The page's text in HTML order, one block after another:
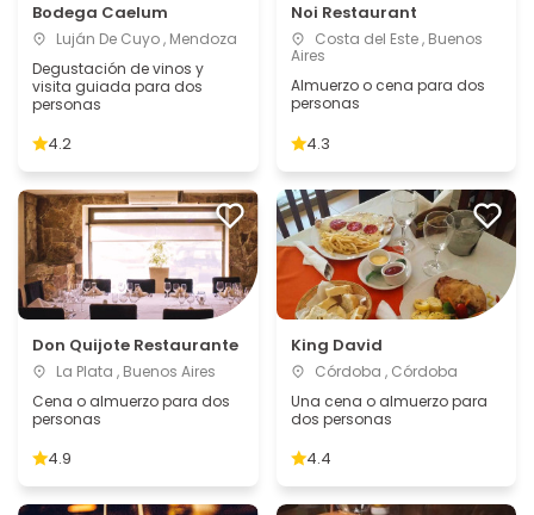
Bodega Caelum
Luján De Cuyo , Mendoza
Degustación de vinos y
visita guiada para dos
personas
4.2
Noi Restaurant
Costa del Este , Buenos
Aires
Almuerzo o cena para dos
personas
4.3
Don Quijote Restaurante
La Plata , Buenos Aires
Cena o almuerzo para dos
personas
4.9
King David
Córdoba , Córdoba
Una cena o almuerzo para
dos personas
4.4